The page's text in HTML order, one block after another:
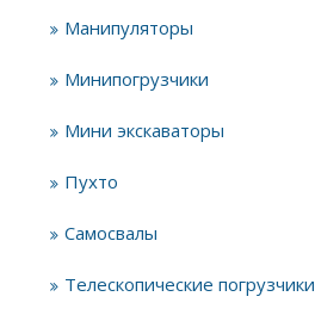
Манипуляторы
Минипогрузчики
Мини экскаваторы
Пухто
Самосвалы
Телескопические погрузчики